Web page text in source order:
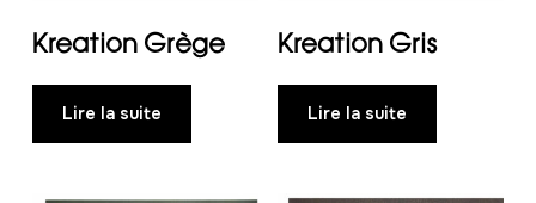
Kreation Grège
Lire la suite
Kreation Gris
Lire la suite